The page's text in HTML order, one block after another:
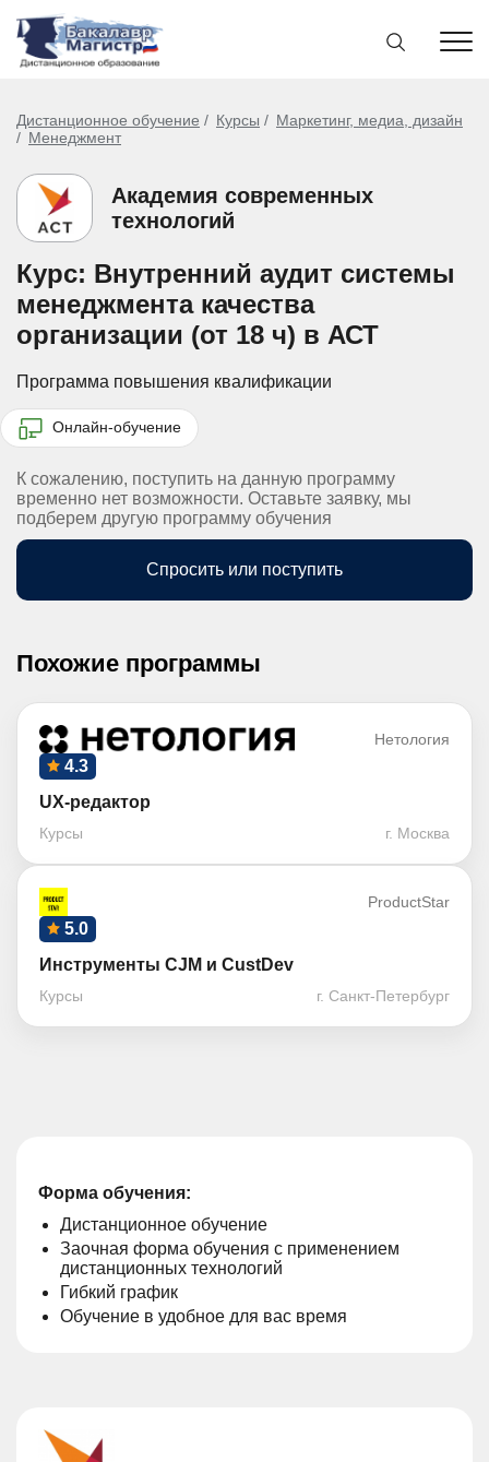
Дистанционное обучение Курсы
Маркетинг, медиа, дизайн
Менеджмент
Академия современных
технологий
Курс: Внутренний аудит системы
менеджмента качества
организации (от 18 ч) в АСТ
Программа повышения квалификации
Онлайн-обучение
К сожалению, поступить на данную программу
временно нет возможности. Оставьте заявку, мы
подберем другую программу обучения
Спросить или поступить
Похожие программы
Нетология
4.3
UX-редактор
Курсы г. Москва
ProductStar
5.0
Инструменты CJM и CustDev
Курсы г. Санкт-Петербург
Форма обучения:
Дистанционное обучение
Заочная форма обучения с применением
дистанционных технологий
Гибкий график
Обучение в удобное для вас время